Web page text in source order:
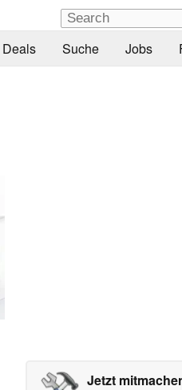
Deals Suche Jobs
Jetzt